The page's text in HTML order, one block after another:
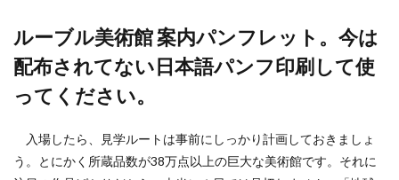
ルーブル美術館 案内パンフレット。今は
配布されてない日本語パンフ印刷して使
ってください。
入場したら、見学ルートは事前にしっかり計画しておきましょ
う。とにかく所蔵品数が38万点以上の巨大な美術館です。それに